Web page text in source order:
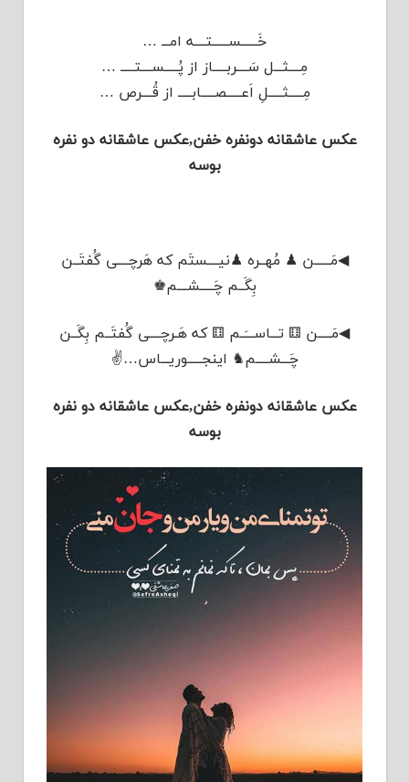
خَــــــســــــتــــه امـــ …
مِــــثـــل سَــــربـــــاز از پُـــــســــتـــــ …
مِـــــثـــــلِ اَعـــــصـــــابـــــ از قُــــرص …
عکس عاشقانه دونفره خفن,عکس عاشقانه دو نفره
بوسه
◀مَــــــن ♟ مُهــره ♟نیــــستَم که هَرچــــی گُفتَــن
بِگَــم چَـــــشــــم♚
◀مَـــــن ⚅ تـــاســـَــم ⚅ که هَـرچــــی گُفتَــم بِگَــن
چَـــشـــــم♞ اینجـــــوریـــاس…✌
عکس عاشقانه دونفره خفن,عکس عاشقانه دو نفره
بوسه